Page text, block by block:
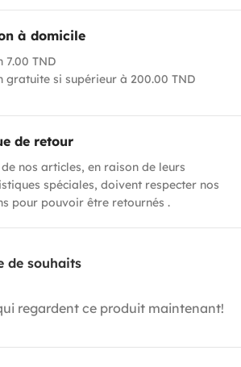
à domicile
7.00 TND
gratuite si supérieur à 200.00 TND
de retour
nos articles, en raison de leurs
spéciales, doivent respecter nos
pour pouvoir être retournés .
de souhaits
regardent ce produit maintenant!